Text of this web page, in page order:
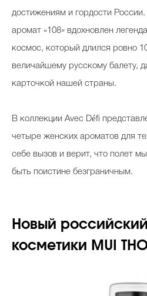
достижениям и гордости
аромат «108» вдохновлен
космос, который длился ровно
величайшему русскому балету,
карточкой нашей страны.
В коллекции Avec Défi
четыре женских ароматов для
себе вызов и верит, что полет
быть поистине безграничным.
Новый
косметики MUI